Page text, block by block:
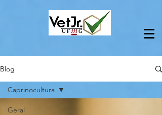
Blog
Geral
Caprinocultura